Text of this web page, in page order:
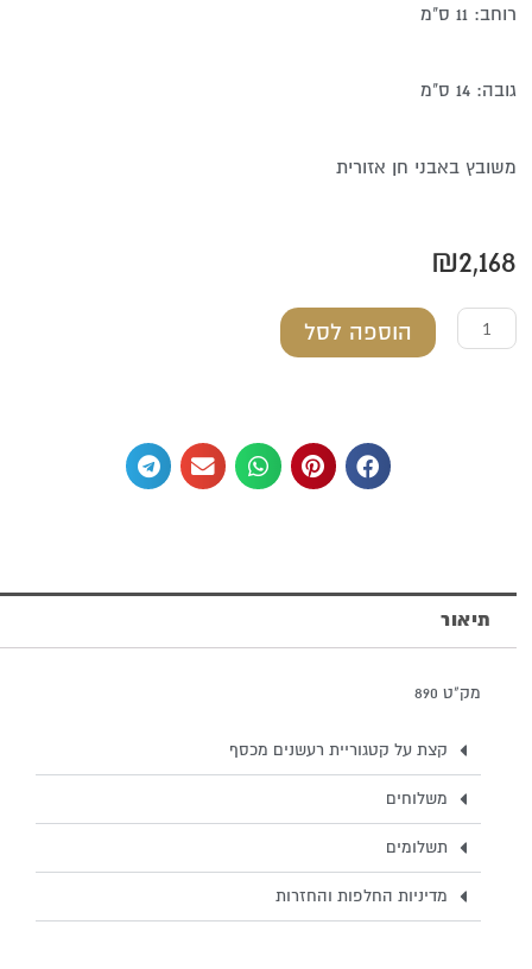
רוחב: 11 ס"מ
גובה: 14 ס"מ
משובץ באבני חן אזורית
₪2,168
כסף
הוספה לסל
תיאור
מק"ט 890
קצת על קטגוריית רעשנים מכסף
משלוחים
תשלומים
מדיניות החלפות והחזרות